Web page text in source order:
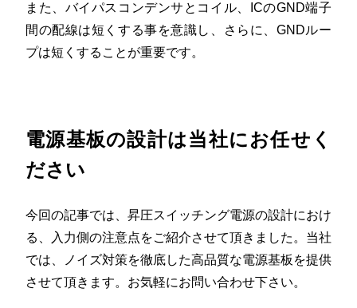
また、バイパスコンデンサとコイル、ICのGND端子
間の配線は短くする事を意識し、さらに、GNDルー
プは短くすることが重要です。
電源基板の設計は当社にお任せく
ださい
今回の記事では、昇圧スイッチング電源の設計におけ
る、入力側の注意点をご紹介させて頂きました。当社
では、ノイズ対策を徹底した高品質な電源基板を提供
させて頂きます。お気軽にお問い合わせ下さい。